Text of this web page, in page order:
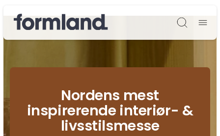
Søg
Nordens mest
inspirerende interiør- &
livsstilsmesse